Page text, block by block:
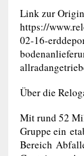
Link zur
https://
02-16-
Über die
Mit rund 52
Gruppe ein
Bereich